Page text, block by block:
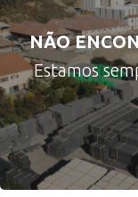
NÃO
Estamos